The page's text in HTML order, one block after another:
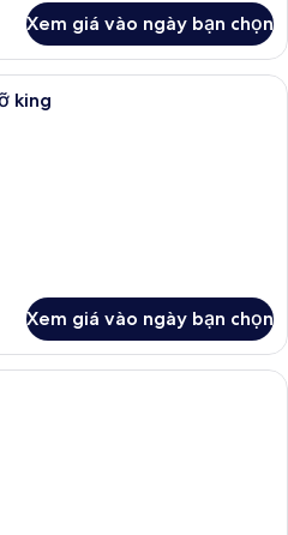
Xem giá vào ngày bạn chọn
Phòng Executive, 1 giường cỡ king
king
Xem giá vào ngày bạn chọn
Phòng Executive | Chăn bông,